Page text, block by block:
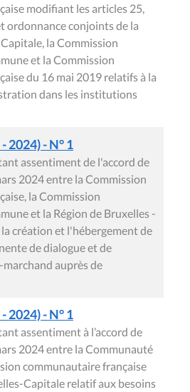
modifiant les articles 25,
ordonnance conjoints de la
la Commission
et la Commission
du 16 mai 2019 relatifs à la
dans les institutions
2024) - N° 1
assentiment de l'accord de
2024 entre la Commission
la Commission
et la Région de Bruxelles -
création et l'hébergement de
de dialogue et de
auprès de
2024) - N° 1
assentiment à l’accord de
2024 entre la Communauté
communautaire française
Capitale relatif aux besoins